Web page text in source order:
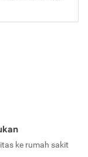
ke rumah sakit